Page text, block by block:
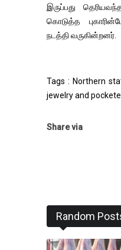
இருப்பது
கொடுத்த
நடத்தி வருகின்றனர்.
Tags : Northern
jewelry and
Share via
Random